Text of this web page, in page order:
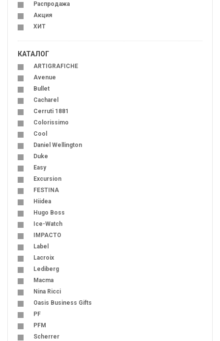
Распродажа
Акция
ХИТ
КАТАЛОГ
ARTIGRAFICHE
Avenue
Bullet
Cacharel
Cerruti 1881
Colorissimo
Cool
Daniel Wellington
Duke
Easy
Excursion
FESTINA
Hiidea
Hugo Boss
Ice-Watch
IMPACTO
Label
Lacroix
Lediberg
Macma
Nina Ricci
Oasis Business Gifts
PF
PFM
Scherrer